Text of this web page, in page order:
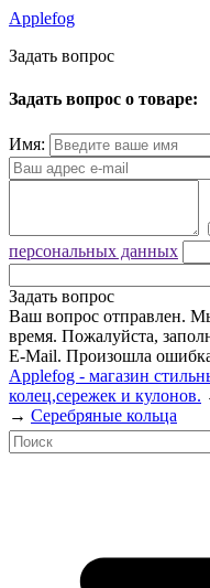
Applefog
Задать вопрос
Задать вопрос о товаре:
Имя:
персональных данных
Задать вопрос
Ваш вопрос отправлен.
время. Пожалуйста,
E-Mail. Произошла
Applefog - магазин
колец,сережек и кулонов.
→ Серебряные кольца